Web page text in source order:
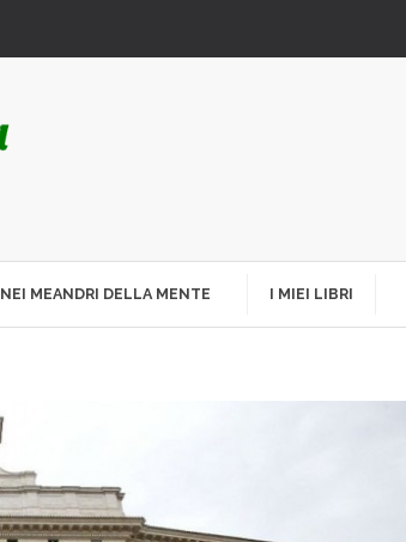
NEI MEANDRI DELLA MENTE I MIEI LIBRI